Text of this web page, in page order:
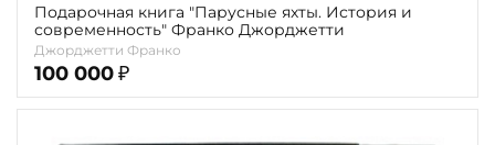
Подарочная книга "Парусные яхты. История и
современность" Франко Джорджетти
Джорджетти Франко
100 000 ₽